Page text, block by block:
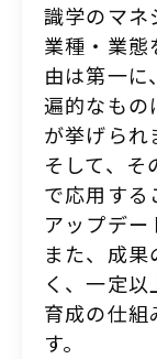
識学のマネ
業種・業態
由は第一
遍的なもの
が挙げられ
そして、
で応用する
アップデー
また、成
く、一定
育成の仕組
す。